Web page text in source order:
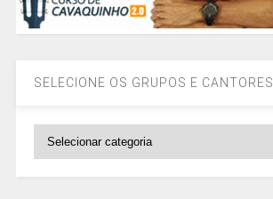
SELECIONE OS GRUPOS E CANTORES